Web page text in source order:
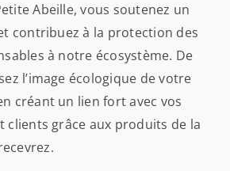
LA BOUTIQUE
ENTREPRISES
PARRAINAGE
Abeille, vous soutenez un
contribuez à la protection des
à notre écosystème. De
l’image écologique de votre
créant un lien fort avec vos
clients grâce aux produits de la